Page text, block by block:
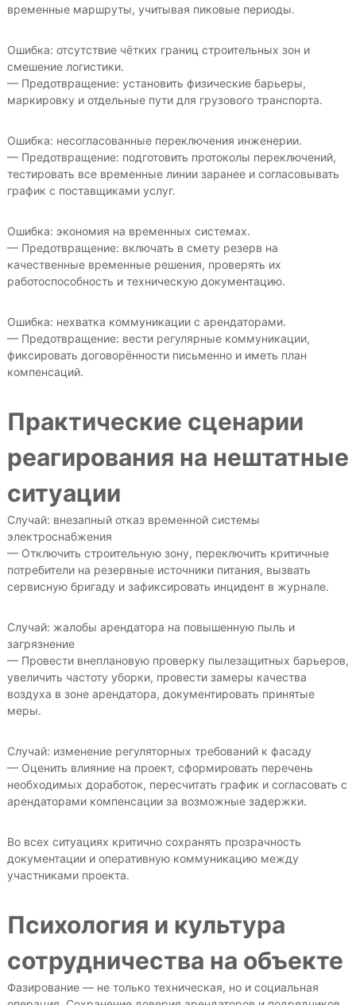
временные маршруты, учитывая пиковые периоды.
Ошибка: отсутствие чётких границ строительных зон и
смешение логистики.
— Предотвращение: установить физические барьеры,
маркировку и отдельные пути для грузового транспорта.
Ошибка: несогласованные переключения инженерии.
— Предотвращение: подготовить протоколы переключений,
тестировать все временные линии заранее и согласовывать
график с поставщиками услуг.
Ошибка: экономия на временных системах.
— Предотвращение: включать в смету резерв на
качественные временные решения, проверять их
работоспособность и техническую документацию.
Ошибка: нехватка коммуникации с арендаторами.
— Предотвращение: вести регулярные коммуникации,
фиксировать договорённости письменно и иметь план
компенсаций.
Практические сценарии
реагирования на нештатные
ситуации
Случай: внезапный отказ временной системы
электроснабжения
— Отключить строительную зону, переключить критичные
потребители на резервные источники питания, вызвать
сервисную бригаду и зафиксировать инцидент в журнале.
Случай: жалобы арендатора на повышенную пыль и
загрязнение
— Провести внеплановую проверку пылезащитных барьеров,
увеличить частоту уборки, провести замеры качества
воздуха в зоне арендатора, документировать принятые
меры.
Случай: изменение регуляторных требований к фасаду
— Оценить влияние на проект, сформировать перечень
необходимых доработок, пересчитать график и согласовать с
арендаторами компенсации за возможные задержки.
Во всех ситуациях критично сохранять прозрачность
документации и оперативную коммуникацию между
участниками проекта.
Психология и культура
сотрудничества на объекте
Фазирование — не только техническая, но и социальная